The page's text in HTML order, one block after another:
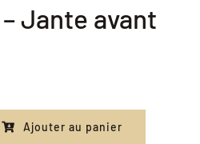
Jante avant
Ajouter au panier